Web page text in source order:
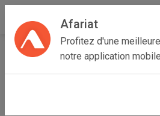
Afariat
Profitez d'une
notre application
Accueil Recherche Particulier